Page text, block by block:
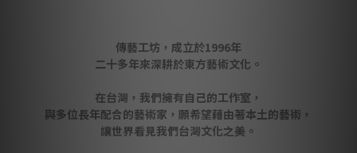
傳藝工坊，成立於1996年
二十多年來深耕於東方藝術文化。
在台灣，我們擁有自己的工作室，
與多位長年配合的藝術家，願希望藉由著本土的藝術，
讓世界看見我們台灣文化之美。